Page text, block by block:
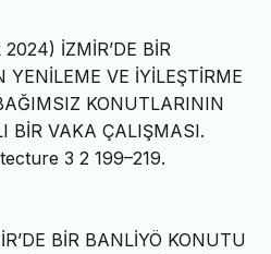
İZMİR’DE BİR
VE İYİLEŞTİRME
KONUTLARININ
BİR VAKA ÇALIŞMASI.
3 2 199–219.
BİR BANLİYÖ KONUTU